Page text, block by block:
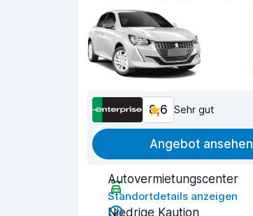
8,6 Sehr gut
Angebot ansehen
Autovermietungscenter
Standortdetails anzeigen
Niedrige Kaution